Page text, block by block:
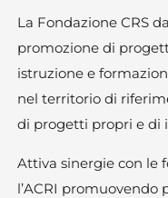
La Fondazione CRS
promozione di
istruzione e
nel territorio di
di progetti propri e di
Attiva sinergie con le
l’ACRI